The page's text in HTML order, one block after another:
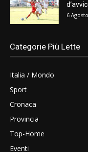
6
Categorie Più Lette
Italia / Mondo
Sport
Cronaca
Provincia
Top-Home
Eventi